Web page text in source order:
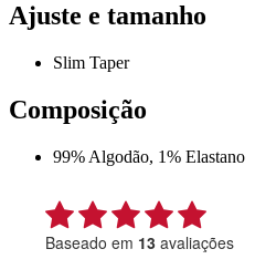
Ajuste e tamanho
Slim Taper
Composição
99% Algodão, 1% Elastano
Baseado em 13 avaliações